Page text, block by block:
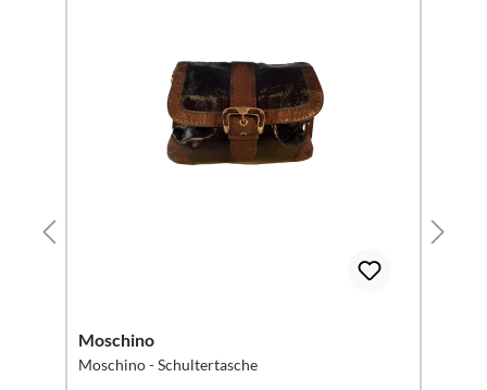
Moschino
Moschino - Schultertasche